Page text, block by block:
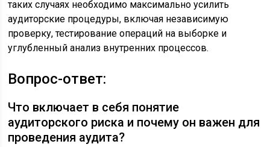
таких случаях необходимо максимально усилить
аудиторские процедуры, включая независимую
проверку, тестирование операций на выборке и
углубленный анализ внутренних процессов.
Вопрос-ответ:
Что включает в себя понятие
аудиторского риска и почему он важен для
проведения аудита?